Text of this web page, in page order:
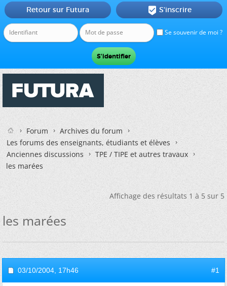
Se souvenir de moi ?
Retour sur Futura  S'inscrire
Forum
Archives du forum
Les forums des enseignants, étudiants et élèves
Anciennes discussions
TPE / TIPE et autres travaux
les marées
Affichage des résultats 1 à 5 sur 5
les marées
03/10/2004, 17h46 #1